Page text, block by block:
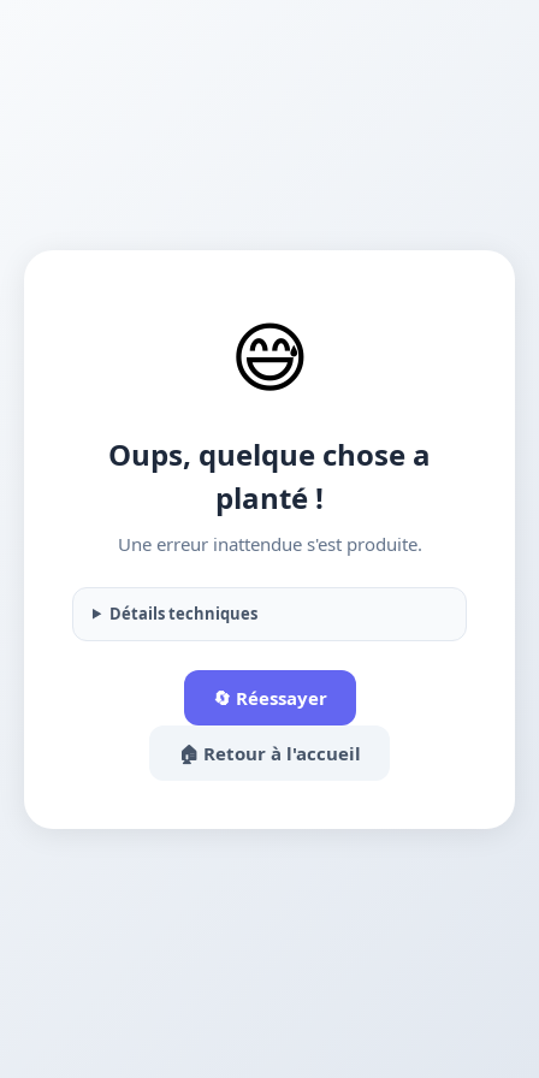
😅
Oups, quelque chose a
planté !
Une erreur inattendue s'est produite.
Détails techniques
🔄 Réessayer
🏠 Retour à l'accueil